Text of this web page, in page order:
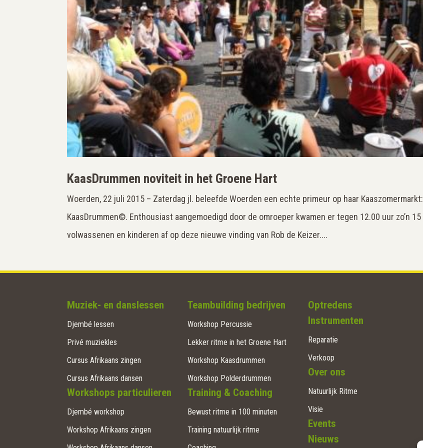
KaasDrummen noviteit in het Groene Hart
Woerden, 22 juli 2015 – Zaterdag jl. beleefde Woerden een echte primeur op haar Kaaszomermarkt:
KaasDrummen©. Enthousiast aangemoedigd door de omroeper kwamen er tegen 12.00 uur zo’n 15
volwassenen en kinderen af op deze nieuwe vinding van Rob de Keizer....
Muziek- en danslessen
Djembé lessen
Privé muziekles
Cursus Afrikaans zingen
Cursus Afrikaans dansen
Workshops particulieren
Djembé workshop
Workshop Afrikaans zingen
Teambuilding bedrijven
Workshop Percussie
Lekker ritme in het Groene Hart
Workshop Kaasdrummen
Workshop Polderdrummen
Training & Coaching
Bewust ritme in 100 minuten
Training natuurlijk ritme
Optredens
Instrumenten
Reparatie
Verkoop
Over ons
Natuurlijk Ritme
Visie
Events
Nieuws